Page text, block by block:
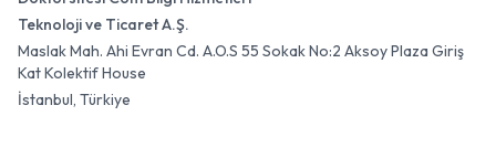
Teknoloji ve Ticaret A.Ş.
Maslak Mah. Ahi Evran Cd. A.O.S 55 Sokak No:2 Aksoy Plaza Giriş
Kat Kolektif House
İstanbul, Türkiye